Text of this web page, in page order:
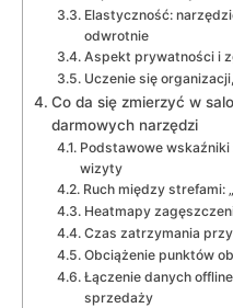
Elastyczność:
odwrotnie
Aspekt prywatności i
Uczenie się
Co da się zmierzyć w
darmowych narzędzi
Podstawowe
wizyty
Ruch między strefami:
Heatmapy
Czas zatrzymania
Obciążenie punktów
Łączenie danych
sprzedaży